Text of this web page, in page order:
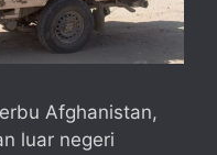
Afghanistan,
luar negeri